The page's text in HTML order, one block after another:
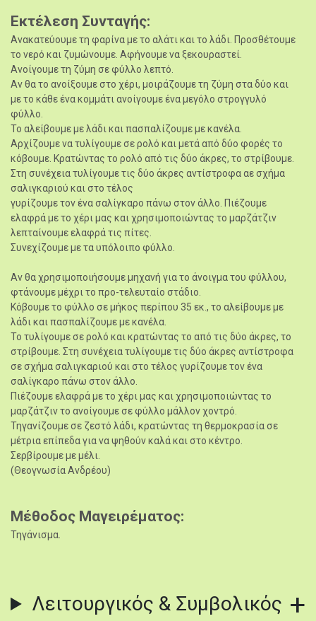
Εκτέλεση Συνταγής
Ανακατεύουμε τη φαρίνα με το αλάτι και το λάδι. Προσθέτουμε
το νερό και ζυμώνουμε. Αφήνουμε να ξεκουραστεί.
Ανοίγουμε τη ζύμη σε φύλλο λεπτό.
Αν θα το ανοίξουμε στο χέρι, μοιράζουμε τη ζύμη στα δύο και
με το κάθε ένα κομμάτι ανοίγουμε ένα μεγόλο στρογγυλό
φύλλο.
Το αλείβουμε με λάδι και πασπαλίζουμε με κανέλα.
Αρχίζουμε να τυλίγουμε σε ρολό και μετά από δύο φορές το
κόβουμε. Κρατώντας το ρολό από τις δύο άκρες, το στρίβουμε.
Στη συνέχεια τυλίγουμε τις δύο άκρες αντίστροφα αε σχήμα
σαλιγκαριού και στο τέλος
γυρίζουμε τον ένα σαλίγκαρο πάνω στον άλλο. Πιέζουμε
ελαφρά με το χέρι μας και χρησιμοποιώντας το μαρζάτζιν
λεπταίνουμε ελαφρά τις πίτες.
Συνεχίζουμε με τα υπόλοιπο φύλλο.
Αν θα χρησιμοποιήσουμε μηχανή για το άνοιγμα του φύλλου,
φτάνουμε μέχρι το προ-τελευταίο στάδιο.
Κόβουμε το φύλλο σε μήκος περίπου 35 εκ., το αλείβουμε με
λάδι και πασπαλίζουμε με κανέλα.
Το τυλίγουμε σε ρολό και κρατώντας το από τις δύο άκρες, το
στρίβουμε. Στη συνέχεια τυλίγουμε τις δύο άκρες αντίστροφα
σε σχήμα σαλιγκαριού και στο τέλος γυρίζουμε τον ένα
σαλίγκαρο πάνω στον άλλο.
Πιέζουμε ελαφρά με το χέρι μας και χρησιμοποιώντας το
μαρζάτζιν το ανοίγουμε σε φύλλο μάλλον χοντρό.
Τηγανίζουμε σε ζεστό λάδι, κρατώντας τη θερμοκρασία σε
μέτρια επίπεδα για να ψηθούν καλά και στο κέντρο.
Σερβίρουμε με μέλι.
(Θεογνωσία Ανδρέου)
Μέθοδος Μαγειρέματος
Τηγάνισμα.
Λειτουργικός & Συμβολικός